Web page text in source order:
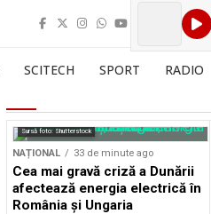
SCITECH SPORT RADIO
Sursă foto: Shutterstock
NAȚIONAL 33 de minute ago
Cea mai gravă criză a Dunării
afectează energia electrică în
România și Ungaria